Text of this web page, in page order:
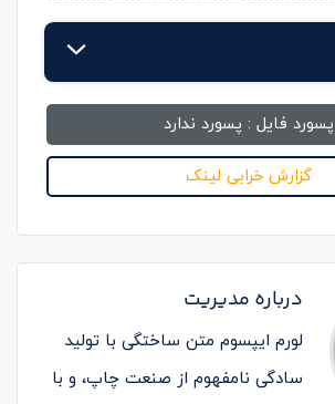
پسورد فایل : پسورد ندارد
گزارش خرابی لینک
درباره مدیریت
لورم ایپسوم متن ساختگی با تولید
سادگی نامفهوم از صنعت چاپ، و با